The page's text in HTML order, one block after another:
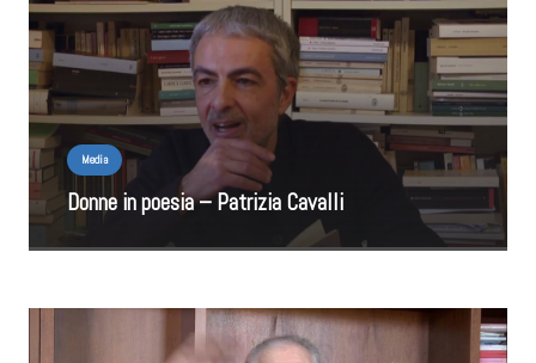
Media
Donne in poesia – Patrizia Cavalli